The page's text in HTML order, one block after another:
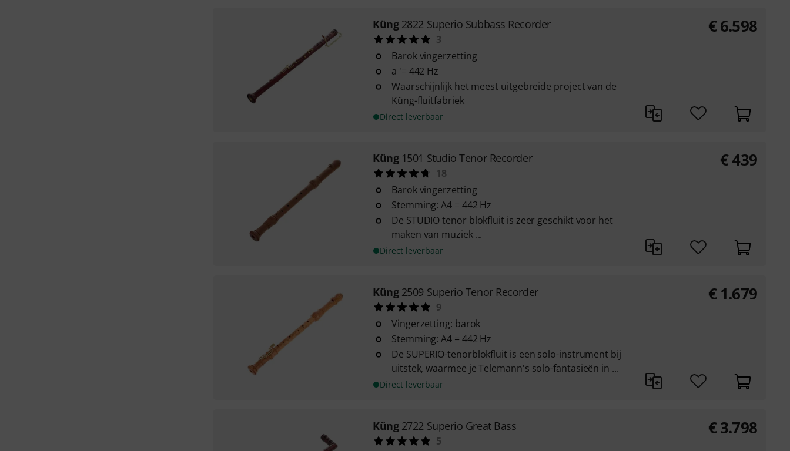
Küng 2822 Superio Subbass Recorder
3
Barok vingerzetting
a '= 442 Hz
Waarschijnlijk het meest uitgebreide project van de
Küng-fluitfabriek
Direct leverbaar
€ 6.598
Küng 1501 Studio Tenor Recorder
18
Barok vingerzetting
Stemming: A4 = 442 Hz
De STUDIO tenor blokfluit is zeer geschikt voor het
maken van muziek ...
Direct leverbaar
€439
Küng 2509 Superio Tenor Recorder
9
Vingerzetting: barok
Stemming: A4 = 442 Hz
De SUPERIO-tenorblokfluit is een solo-instrument bij
uitstek, waarmee je Telemann's solo-fantasieën in ...
Direct leverbaar
€ 1.679
Küng 2722 Superio Great Bass
5
€ 3.798